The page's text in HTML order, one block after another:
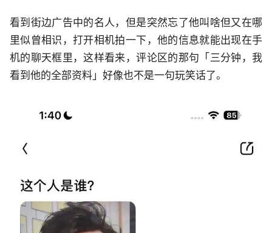
看到街边广告中的名人，但是突然忘了他叫啥但又在哪
里似曾相识，打开相机拍一下，他的信息就能出现在手
机的聊天框里，这样看来，评论区的那句「三分钟，我
看到他的全部资料」好像也不是一句玩笑话了。